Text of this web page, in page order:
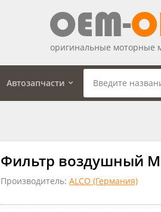
оригинальные моторные
Автозапчасти
Фильтр воздушный
Производитель: ALCO (Германия)